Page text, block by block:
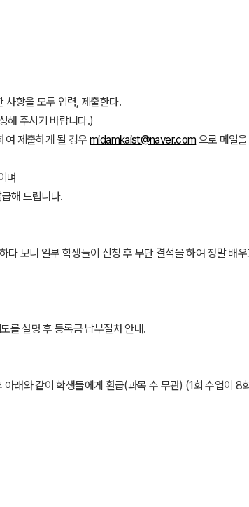
사항을 모두 입력, 제출한다.
해 주시기 바랍니다.)
여 제출하게 될 경우midamkaist@naver.com 으로 메일
며
해 드립니다.
보니 일부 학생들이 신청 후 무단 결석을 하여 정말 배
도를 설명 후 등록금 납부절차 안내.
래와 같이 학생들에게 환급(과목 수 무관) (1회 수업이 8